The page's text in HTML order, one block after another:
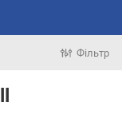
Фільтр